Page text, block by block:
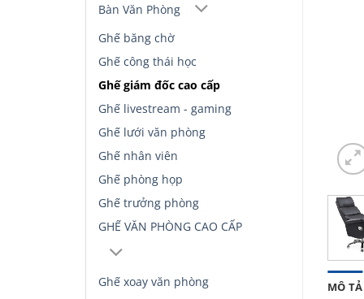
Bàn Văn Phòng
Ghế băng chờ
Ghế công thái học
Ghế giám đốc cao cấp
Ghế livestream - gaming
Ghế lưới văn phòng
Ghế nhân viên
Ghế phòng họp
Ghế trưởng phòng
GHẾ VĂN PHÒNG CAO CẤP
Ghế xoay văn phòng
MÔ TẢ